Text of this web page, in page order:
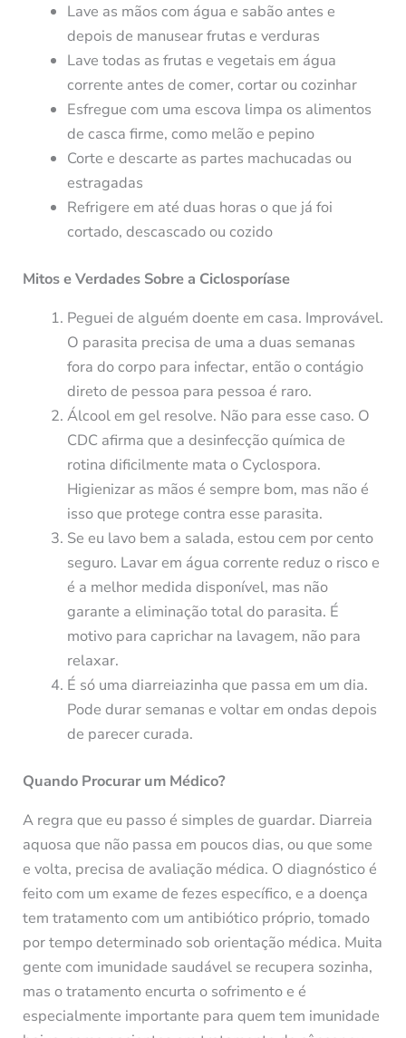
Lave as mãos com água e sabão antes e
depois de manusear frutas e verduras
Lave todas as frutas e vegetais em água
corrente antes de comer, cortar ou cozinhar
Esfregue com uma escova limpa os alimentos
de casca firme, como melão e pepino
Corte e descarte as partes machucadas ou
estragadas
Refrigere em até duas horas o que já foi
cortado, descascado ou cozido
Mitos e Verdades Sobre a Ciclosporíase
Peguei de alguém doente em casa. Improvável.
O parasita precisa de uma a duas semanas
fora do corpo para infectar, então o contágio
direto de pessoa para pessoa é raro.
Álcool em gel resolve. Não para esse caso. O
CDC afirma que a desinfecção química de
rotina dificilmente mata o Cyclospora.
Higienizar as mãos é sempre bom, mas não é
isso que protege contra esse parasita.
Se eu lavo bem a salada, estou cem por cento
seguro. Lavar em água corrente reduz o risco e
é a melhor medida disponível, mas não
garante a eliminação total do parasita. É
motivo para caprichar na lavagem, não para
relaxar.
É só uma diarreiazinha que passa em um dia.
Pode durar semanas e voltar em ondas depois
de parecer curada.
Quando Procurar um Médico?
A regra que eu passo é simples de guardar. Diarreia
aquosa que não passa em poucos dias, ou que some
e volta, precisa de avaliação médica. O diagnóstico é
feito com um exame de fezes específico, e a doença
tem tratamento com um antibiótico próprio, tomado
por tempo determinado sob orientação médica. Muita
gente com imunidade saudável se recupera sozinha,
mas o tratamento encurta o sofrimento e é
especialmente importante para quem tem imunidade